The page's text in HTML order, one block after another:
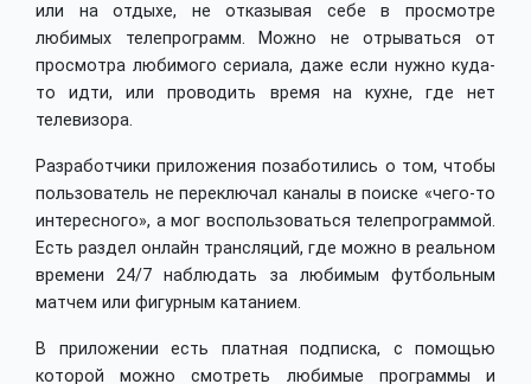
или на отдыхе, не отказывая себе в просмотре
любимых телепрограмм. Можно не отрываться от
просмотра любимого сериала, даже если нужно куда-
то идти, или проводить время на кухне, где нет
телевизора.
Разработчики приложения позаботились о том, чтобы
пользователь не переключал каналы в поиске «чего-то
интересного», а мог воспользоваться телепрограммой.
Есть раздел онлайн трансляций, где можно в реальном
времени 24/7 наблюдать за любимым футбольным
матчем или фигурным катанием.
В приложении есть платная подписка, с помощью
которой можно смотреть любимые программы и